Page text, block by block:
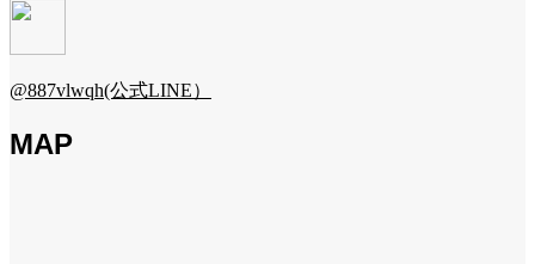
@887vlwqh(公式LINE）
MAP